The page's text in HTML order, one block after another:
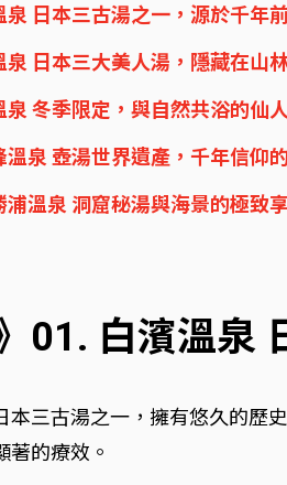
泉 日本三古湯之一，源於千年
泉 日本三大美人湯，隱藏在山
泉 冬季限定，與自然共浴的仙
溫泉 壺湯世界遺產，千年信仰
浦溫泉 洞窟秘湯與海景的極致
01. 白濱溫泉
本三古湯之一，擁有悠久的歷
著的療效。